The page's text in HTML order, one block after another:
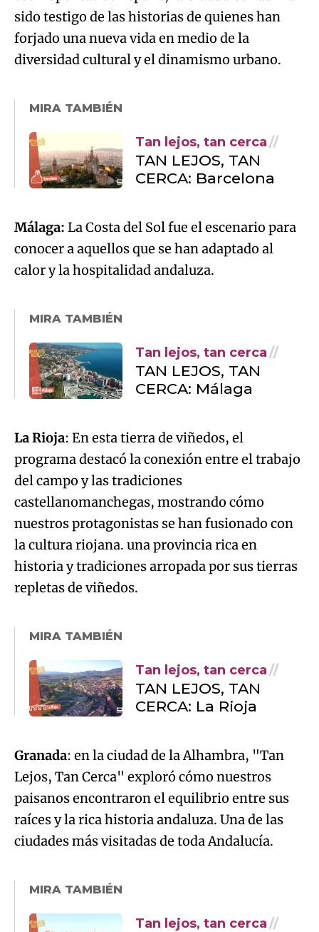
sido testigo de las historias de quienes han
forjado una nueva vida en medio de la
diversidad cultural y el dinamismo urbano.
MIRA TAMBIÉN
Tan lejos, tan cerca
TAN LEJOS, TAN
CERCA: Barcelona
Málaga: La Costa del Sol fue el escenario para
conocer a aquellos que se han adaptado al
calor y la hospitalidad andaluza.
MIRA TAMBIÉN
Tan lejos, tan cerca
TAN LEJOS, TAN
CERCA: Málaga
La Rioja: En esta tierra de viñedos, el
programa destacó la conexión entre el trabajo
del campo y las tradiciones
castellanomanchegas, mostrando cómo
nuestros protagonistas se han fusionado con
la cultura riojana. una provincia rica en
historia y tradiciones arropada por sus tierras
repletas de viñedos.
MIRA TAMBIÉN
Tan lejos, tan cerca
TAN LEJOS, TAN
CERCA: La Rioja
Granada: en la ciudad de la Alhambra, "Tan
Lejos, Tan Cerca" exploró cómo nuestros
paisanos encontraron el equilibrio entre sus
raíces y la rica historia andaluza. Una de las
ciudades más visitadas de toda Andalucía.
MIRA TAMBIÉN
Tan lejos, tan cerca